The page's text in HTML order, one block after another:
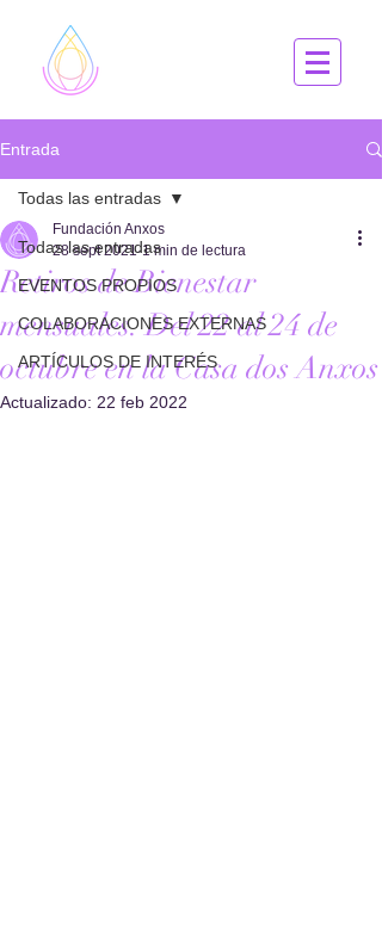
Entrada
Todas las entradas
EVENTOS PROPIOS
COLABORACIONES EXTERNAS
ARTÍCULOS DE INTERÉS
Todas las entradas
Retiros de Bienestar
mensuales. Del 22 al 24 de
octubre en la Casa dos Anxos
Fundación Anxos
28 sept 2021 1 min de lectura
Actualizado: 22 feb 2022